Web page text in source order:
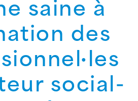
saine à
des
social-